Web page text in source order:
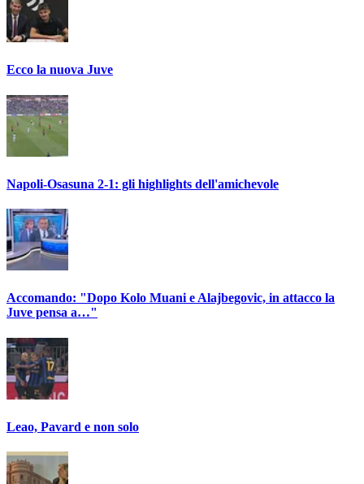
Ecco la nuova Juve
Napoli-Osasuna 2-1: gli highlights dell'amichevole
Accomando: "Dopo Kolo Muani e Alajbegovic, in attacco la
Juve pensa a…"
Leao, Pavard e non solo